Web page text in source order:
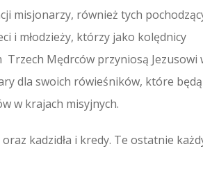
misjonarzy, również tych
i młodzieży, którzy jako kolędnicy
Trzech Mędrców przyniosą Jezusowi
dla swoich rówieśników, które będą
w krajach misyjnych.
kadzidła i kredy. Te ostatnie